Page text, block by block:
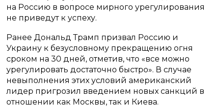
на Россию в вопросе мирного урегулирования
не приведут к успеху.
Ранее Дональд Трамп призвал Россию и
Украину к безусловному прекращению огня
сроком на 30 дней, отметив, что «все можно
урегулировать достаточно быстро». В случае
невыполнения этих условий американский
лидер пригрозил введением новых санкций в
отношении как Москвы, так и Киева.